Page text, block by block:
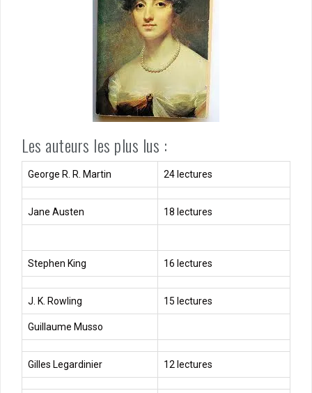
Les auteurs les plus lus :
George R. R. Martin 24 lectures
Jane Austen 18 lectures
Stephen King 16 lectures
J. K. Rowling 15 lectures
Guillaume Musso
Gilles Legardinier 12 lectures